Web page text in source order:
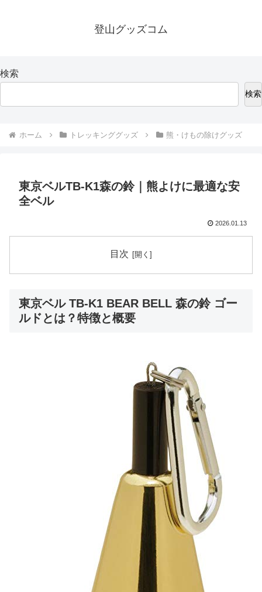
登山グッズコム
検索
検索
ホーム トレッキンググッズ 熊・けもの除けグッズ
東京ベルTB-K1森の鈴｜熊よけに最適な安
全ベル
2026.01.13
目次
東京ベル TB-K1 BEAR BELL 森の鈴 ゴー
ルドとは？特徴と概要